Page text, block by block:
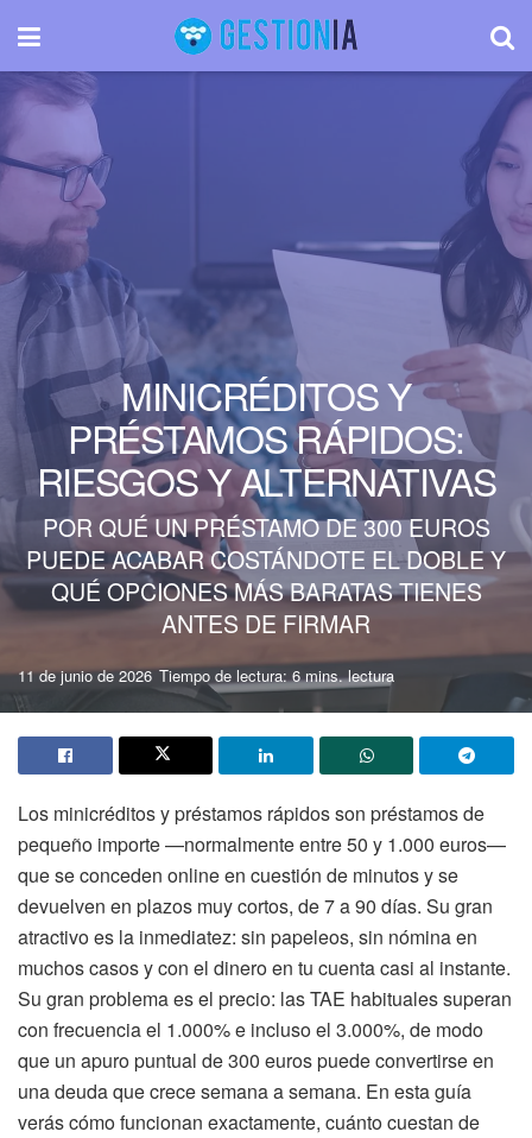
MINICRÉDITOS Y
PRÉSTAMOS RÁPIDOS:
RIESGOS Y ALTERNATIVAS
POR QUÉ UN PRÉSTAMO DE 300 EUROS
PUEDE ACABAR COSTÁNDOTE EL DOBLE Y
QUÉ OPCIONES MÁS BARATAS TIENES
ANTES DE FIRMAR
11 de junio de 2026 Tiempo de lectura: 6 mins. lectura
Los minicréditos y préstamos rápidos son préstamos de
pequeño importe —normalmente entre 50 y 1.000 euros—
que se conceden online en cuestión de minutos y se
devuelven en plazos muy cortos, de 7 a 90 días. Su gran
atractivo es la inmediatez: sin papeleos, sin nómina en
muchos casos y con el dinero en tu cuenta casi al instante.
Su gran problema es el precio: las TAE habituales superan
con frecuencia el 1.000% e incluso el 3.000%, de modo
que un apuro puntual de 300 euros puede convertirse en
una deuda que crece semana a semana. En esta guía
verás cómo funcionan exactamente, cuánto cuestan de